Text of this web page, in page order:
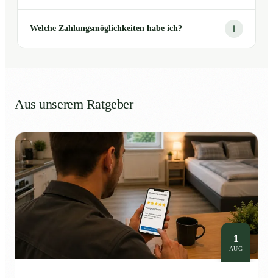
Welche Zahlungsmöglichkeiten habe ich?
Aus unserem Ratgeber
1
AUG